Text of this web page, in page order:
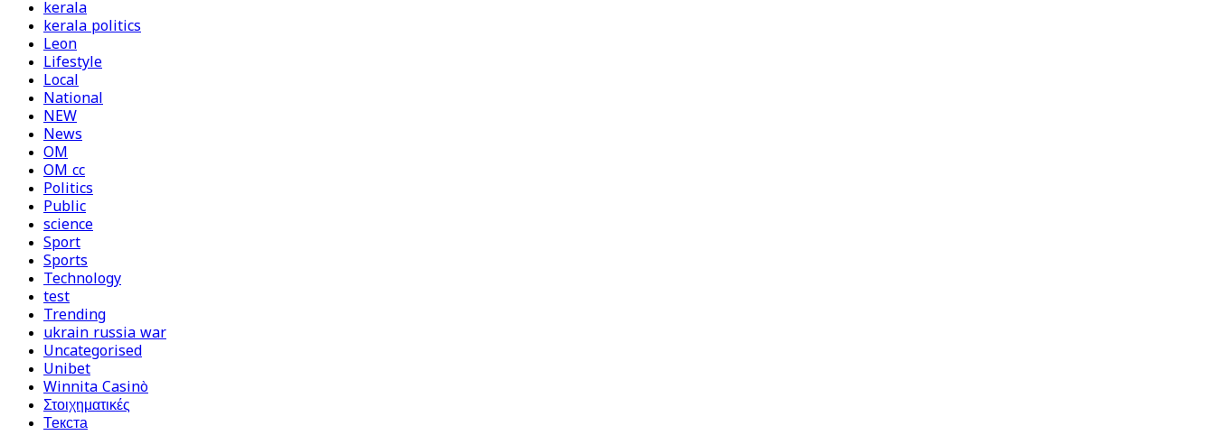
kerala
kerala politics
Leon
Lifestyle
Local
National
NEW
News
OM
OM cc
Politics
Public
science
Sport
Sports
Technology
test
Trending
ukrain russia war
Uncategorised
Unibet
Winnita Casinò
Στοιχηματικές
Текста